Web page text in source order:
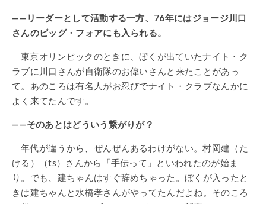
——リーダーとして活動する一方、76年にはジョージ川口
さんのビッグ・フォアにも入られる。
東京オリンピックのときに、ぼくが出ていたナイト・ク
ラブに川口さんが自衛隊のお偉いさんと来たことがあっ
て。あのころは有名人がお忍びでナイト・クラブなんかに
よく来てたんです。
——そのあとはどういう繋がりが？
年代が違うから、ぜんぜんあるわけがない。村岡建（た
ける）（ts）さんから「手伝って」といわれたのが始ま
り。でも、建ちゃんはすぐ辞めちゃった。ぼくが入ったと
きは建ちゃんと水橋孝さんがやってたんだよね。そのころ